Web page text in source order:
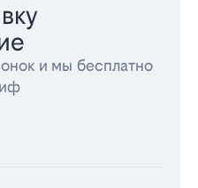
и мы бесплатно